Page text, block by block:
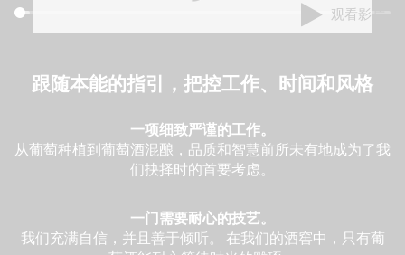
观看影片
跟随本能的指引，把控工作、时间和风格
一项细致严谨的工作。
从葡萄种植到葡萄酒混酿，品质和智慧前所未有地成为了我
们抉择时的首要考虑。
一门需要耐心的技艺。
我们充满自信，并且善于倾听。
在我们的酒窖中，只有葡